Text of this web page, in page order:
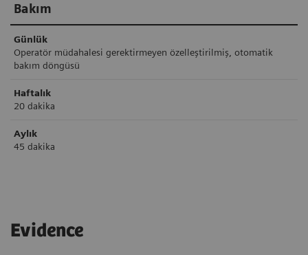
Bakım
Günlük
Operatör müdahalesi gerektirmeyen özelleştirilmiş, otomatik
bakım döngüsü
Haftalık
20 dakika
Aylık
45 dakika
Evidence